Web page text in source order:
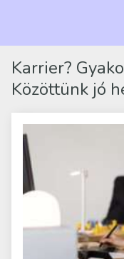
Karrier?
Közöttünk jó